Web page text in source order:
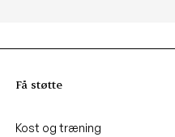
Få støtte
Kost og træning